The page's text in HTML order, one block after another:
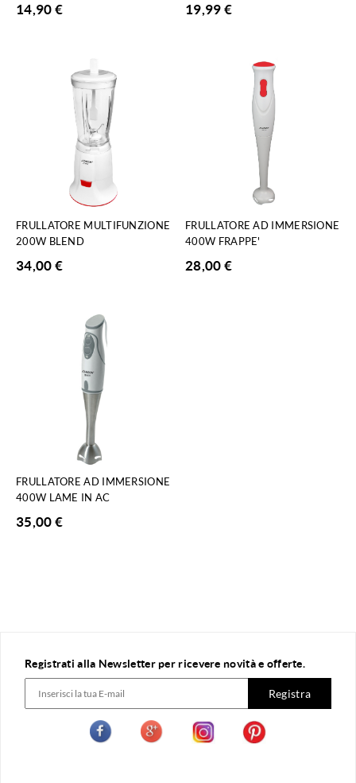
14,90€ 19,99€
FRULLATORE MULTIFUNZIONE
200W BLEND
34,00€
FRULLATORE AD IMMERSIONE
400W FRAPPE'
28,00€
FRULLATORE AD IMMERSIONE
400W LAME IN AC
35,00€
Registrati alla Newsletter per ricevere novità e offerte.
Registra